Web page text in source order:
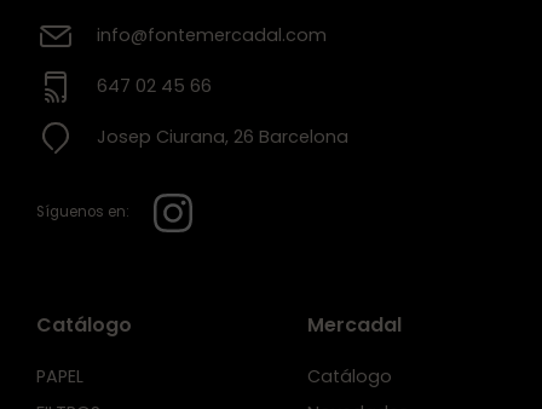
info@fontemercadal.com
647 02 45 66
Josep Ciurana, 26 Barcelona
Síguenos en:
Catálogo
PAPEL
Mercadal
Catálogo